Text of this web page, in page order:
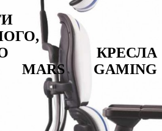
КРЕСЛА
MARS GAMING